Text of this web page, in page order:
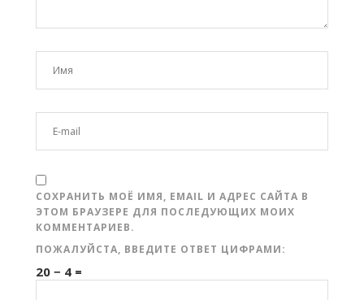
СОХРАНИТЬ МОЁ ИМЯ, EMAIL И АДРЕС САЙТА В
ЭТОМ БРАУЗЕРЕ ДЛЯ ПОСЛЕДУЮЩИХ МОИХ
КОММЕНТАРИЕВ.
ПОЖАЛУЙСТА, ВВЕДИТЕ ОТВЕТ ЦИФРАМИ:
20 − 4 =